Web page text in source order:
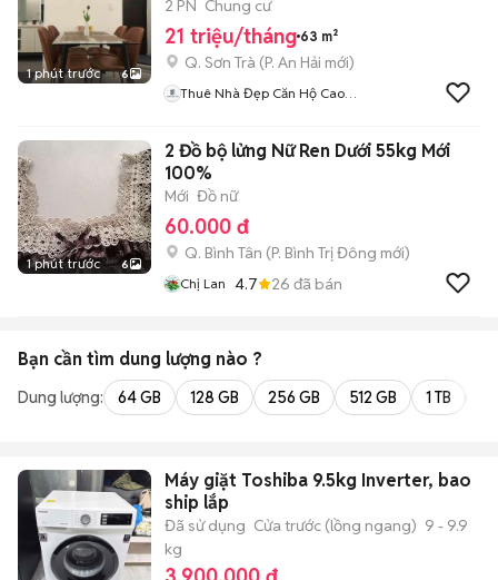
1 phút trước 6
2 PN Chung cư
21 triệu/tháng 63 m²
Q. Sơn Trà (P. An Hải mới)
Thuê Nhà Đẹp Căn Hộ Cao
1 phút trước 6
2 Đồ bộ lửng Nữ Ren Dưới 55kg Mới
100%
Mới Đồ nữ
60.000 đ
Q. Bình Tân (P. Bình Trị Đông mới)
Chị Lan 4.7 26 đã bán
Bạn cần tìm dung lượng nào ?
Dung lượng: 64 GB 128 GB 256 GB 512 GB 1 TB
Máy giặt Toshiba 9.5kg Inverter, bao
ship lắp
Đã sử dụng Cửa trước (lồng ngang) 9 - 9.9
kg